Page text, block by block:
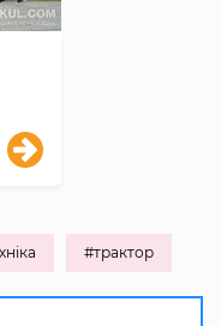
#трактор